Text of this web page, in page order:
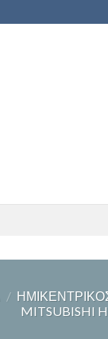
/
MITSUBISHI